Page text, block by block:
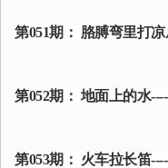
第051期： 胳膊弯里打
第052期： 地面上的水
第053期： 火车拉长笛